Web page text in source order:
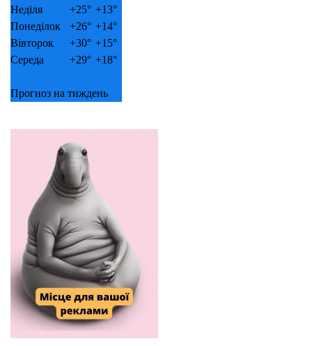
Неділя
+25° +13°
Понеділок
+26° +14°
Вівторок
+30° +15°
Середа
+29° +18°
Прогноз на тиждень